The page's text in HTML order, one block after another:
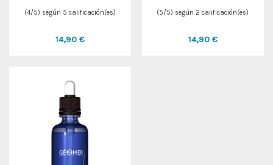
(4/5) según 5 calificación(es)
14,90 €
(5/5) según 2 calificación(es)
14,90 €